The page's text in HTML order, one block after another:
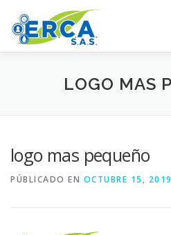
PRODUCTOS
LOGO MAS
logo mas pequeño
PÚBLICADO EN OCTUBRE 15, 2019